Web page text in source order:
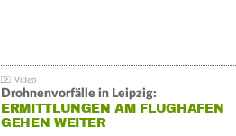
Drohnenvorfälle in Leipzig:
ERMITTLUNGEN AM FLUGHAFEN
GEHEN WEITER